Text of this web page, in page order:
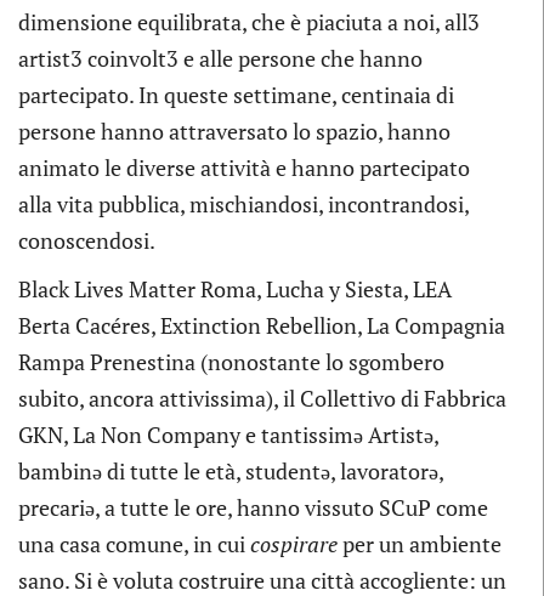
dimensione equilibrata, che è piaciuta a noi, all3
artist3 coinvolt3 e alle persone che hanno
partecipato. In queste settimane, centinaia di
persone hanno attraversato lo spazio, hanno
animato le diverse attività e hanno partecipato
alla vita pubblica, mischiandosi, incontrandosi,
conoscendosi.
Black Lives Matter Roma, Lucha y Siesta, LEA
Berta Cacéres, Extinction Rebellion, La Compagnia
Rampa Prenestina (nonostante lo sgombero
subito, ancora attivissima), il Collettivo di Fabbrica
GKN, La Non Company e tantissimə Artistə,
bambinə di tutte le età, studentə, lavoratorə,
precariə, a tutte le ore, hanno vissuto SCuP come
una casa comune, in cuicospirareper un ambiente
sano. Si è voluta costruire una città accogliente: un